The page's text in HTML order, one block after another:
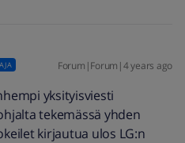
Forum|Forum|4 years ago
yksityisviesti
tekemässä yhden
kirjautua ulos LG:n